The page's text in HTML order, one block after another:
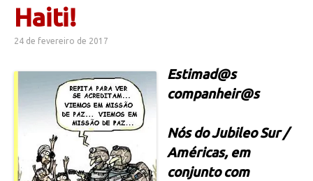
Haiti!
24 de fevereiro de 2017
Estimad@s
companheir@s
Nós do Jubileo Sur /
Américas, em
conjunto com